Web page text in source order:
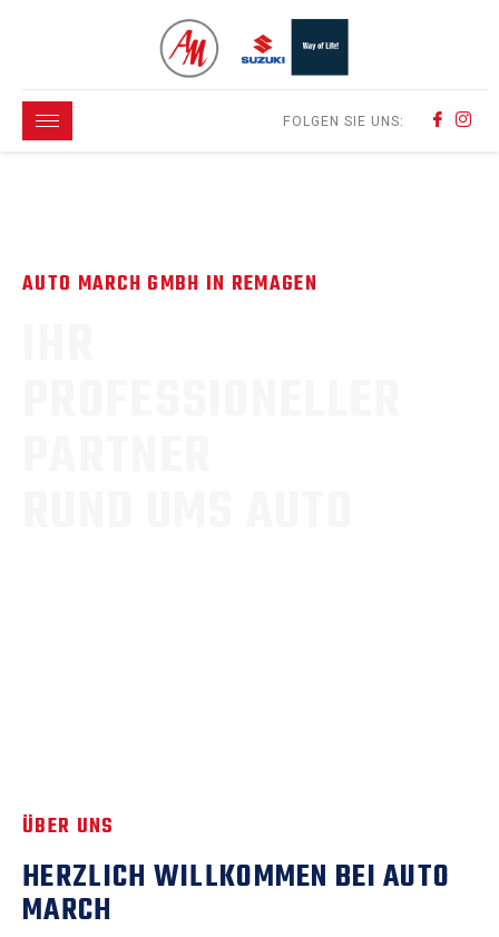
FOLGEN SIE UNS:
AUTO MARCH GMBH IN REMAGEN
ÜBER UNS
HERZLICH WILLKOMMEN BEI AUTO
MARCH